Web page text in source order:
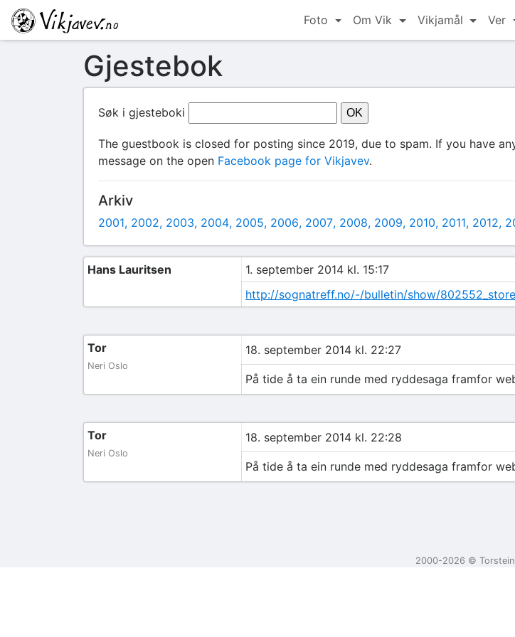
Foto Om Vik Vikjamål Ver
Gjestebok
Søk i gjesteboki
The guestbook is closed for posting since 2019, due to spam. If you have
message on the open Facebook page for Vikjavev.
Arkiv
2001 2002 2003 2004 2005 2006 2007 2008 2009 2010 2011 2012
Hans Lauritsen
1. september 2014 kl. 15:17
http://sognatreff.no/-/bulletin/show/
Tor
Neri Oslo
18. september 2014 kl. 22:27
På tide å ta ein runde med ryddesaga framfor
Tor
Neri Oslo
18. september 2014 kl. 22:28
På tide å ta ein runde med ryddesaga framfor
2000-2026 ©️ Torstein